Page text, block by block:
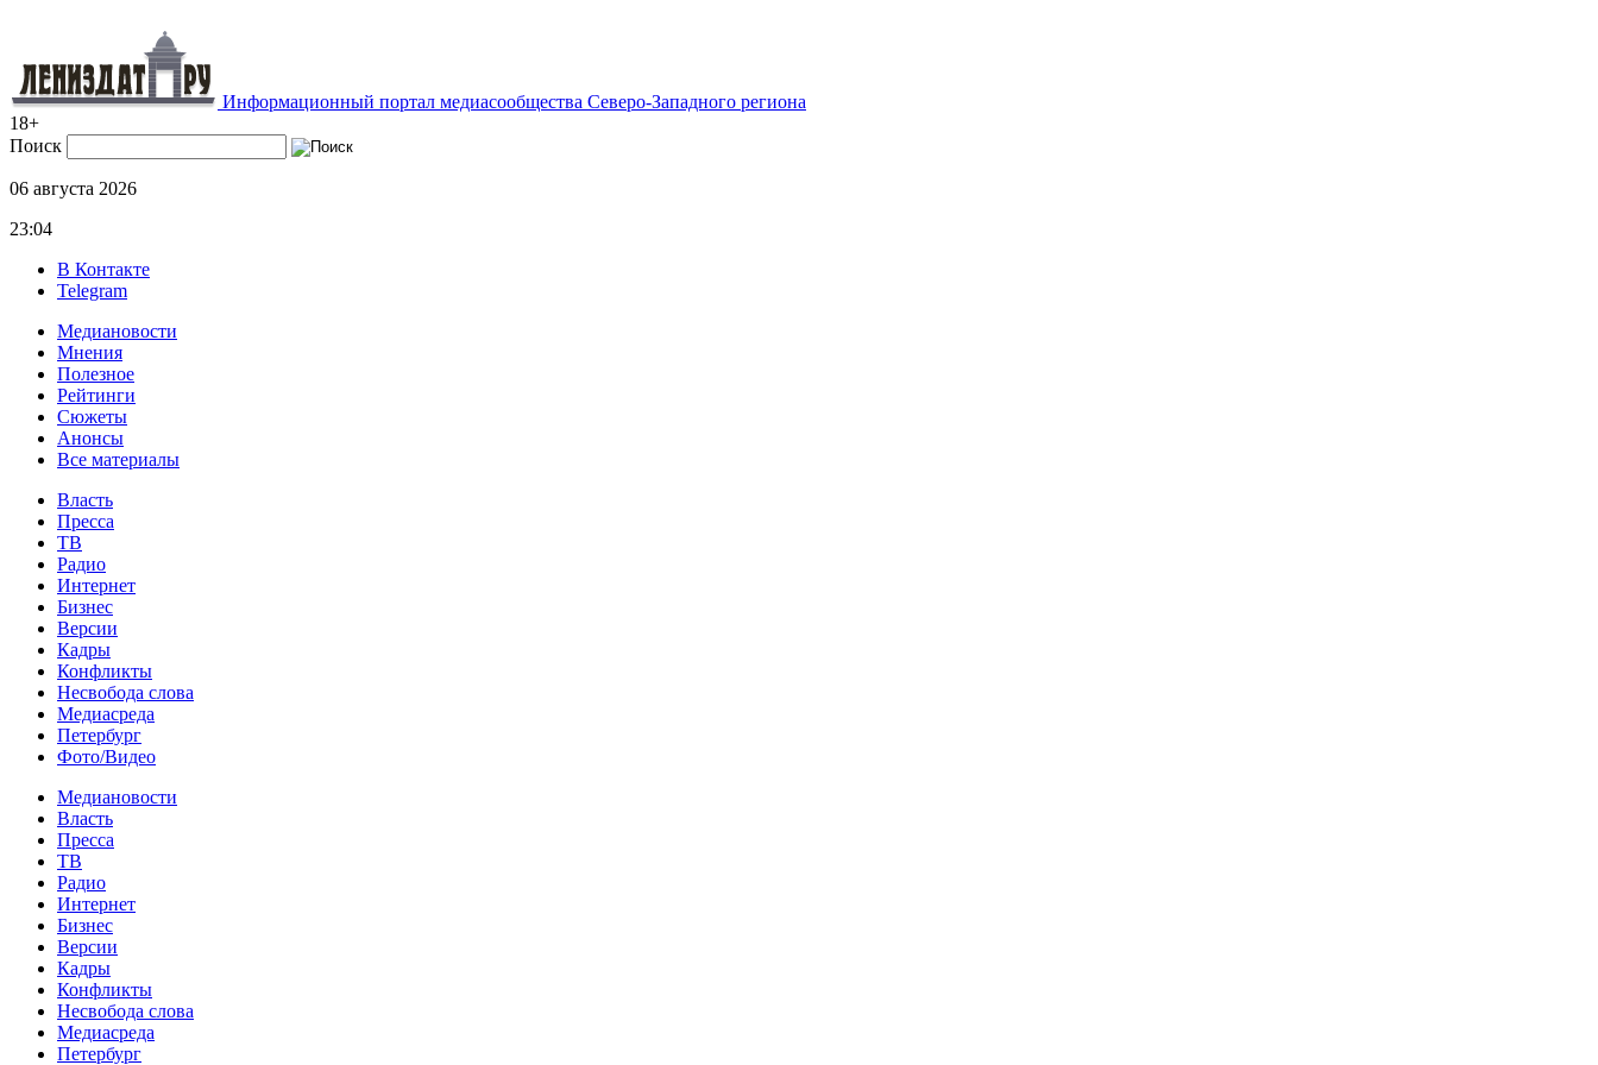
Информационный портал медиасообщества Северо-Западного региона
18+
Поиск
06 августа 2026
23:04
В Контакте
Telegram
Медиановости
Мнения
Полезное
Рейтинги
Сюжеты
Анонсы
Все материалы
Власть
Пресса
ТВ
Радио
Интернет
Бизнес
Версии
Кадры
Конфликты
Несвобода слова
Медиасреда
Петербург
Фото/Видео
Медиановости
Власть
Пресса
ТВ
Радио
Интернет
Бизнес
Версии
Кадры
Конфликты
Несвобода слова
Медиасреда
Петербург